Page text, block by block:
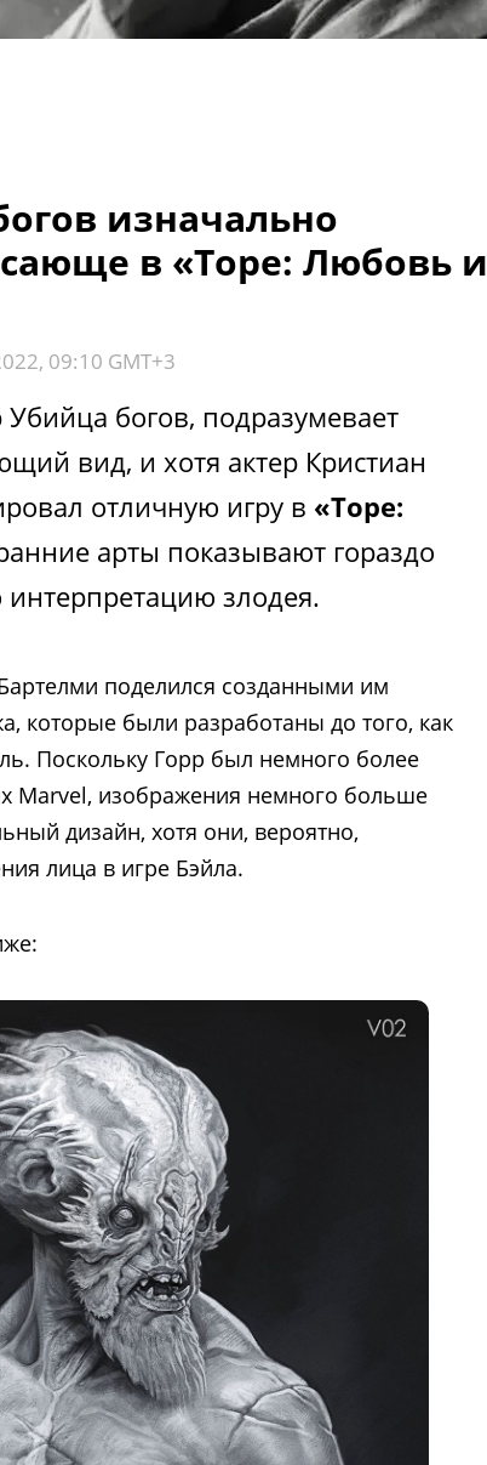
изначально
в «Торе: Любовь и
09:10 GMT+3
Убийца богов, подразумевает
вид, и хотя актер Кристиан
отличную игру в «Торе:
арты показывают гораздо
злодея.
поделился созданными им
которые были разработаны до того, как
Поскольку Горр был немного более
Marvel, изображения немного больше
дизайн, хотя они, вероятно,
лица в игре Бэйла.